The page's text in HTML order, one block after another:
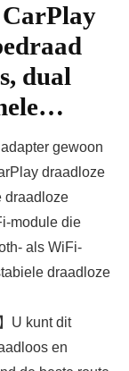
dual
gewoon
draadloze
draadloze
module die
als WiFi-
draadloze
U kunt dit
en